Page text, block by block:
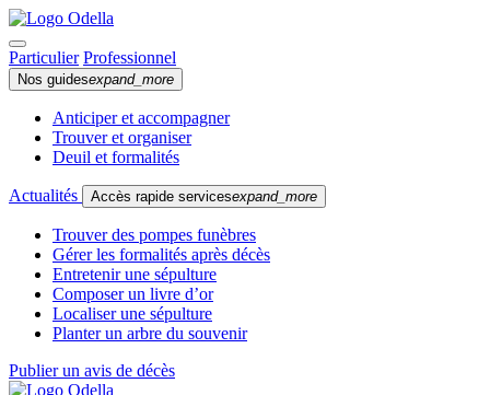
Particulier Professionnel
Nos guidesexpand_more
Anticiper et accompagner
Trouver et organiser
Deuil et formalités
Actualités Accès rapide servicesexpand_more
Trouver des pompes funèbres
Gérer les formalités après décès
Entretenir une sépulture
Composer un livre d’or
Localiser une sépulture
Planter un arbre du souvenir
Publier un avis de décès